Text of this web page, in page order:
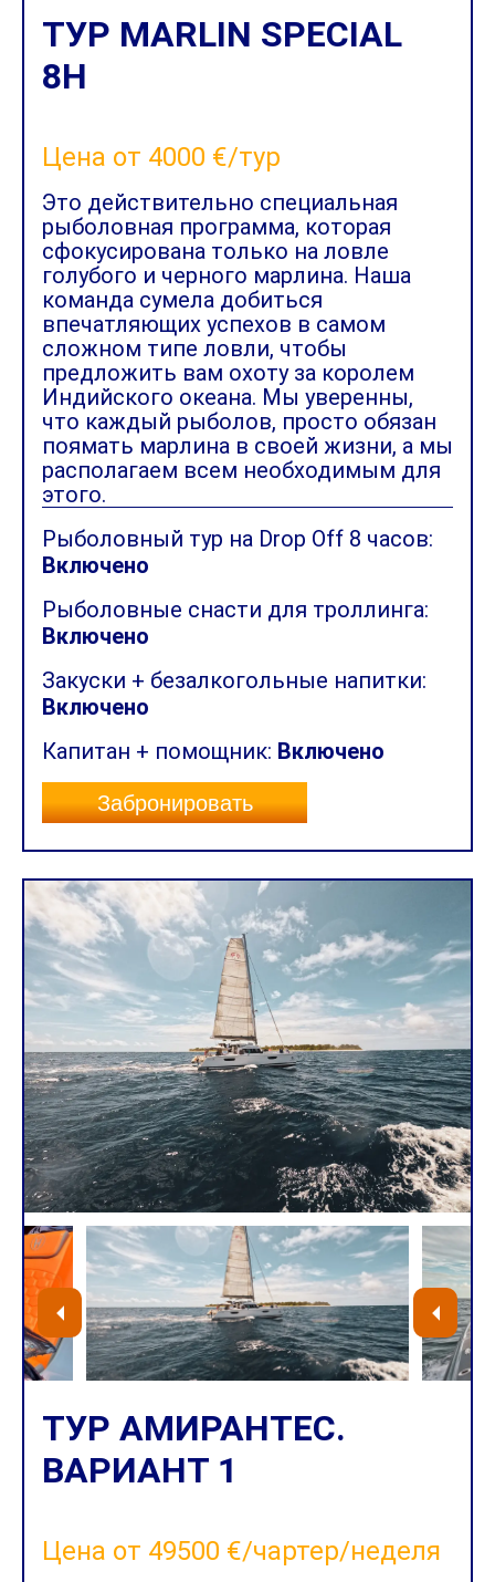
ТУР MARLIN SPECIAL
8H
Цена от 4000 €/тур
Это действительно специальная
рыболовная программа, которая
сфокусирована только на ловле
голубого и черного марлина. Наша
команда сумела добиться
впечатляющих успехов в самом
сложном типе ловли, чтобы
предложить вам охоту за королем
Индийского океана. Мы уверенны,
что каждый рыболов, просто обязан
поямать марлина в своей жизни, а мы
располагаем всем необходимым для
этого.
Рыболовный тур на Drop Off 8 часов:
Включено
Рыболовные снасти для троллинга:
Включено
Закуски + безалкогольные напитки:
Включено
Капитан + помощник: Включено
Забронировать
ТУР АМИРАНТЕС.
ВАРИАНТ 1
Цена от 49500 €/чартер/неделя